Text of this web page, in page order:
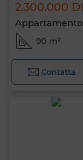
2.300.000
Appartamento
90 m²
Contatta